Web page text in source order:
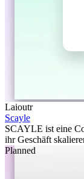
Laioutr
Scayle
SCAYLE ist eine
ihr Geschäft
Planned